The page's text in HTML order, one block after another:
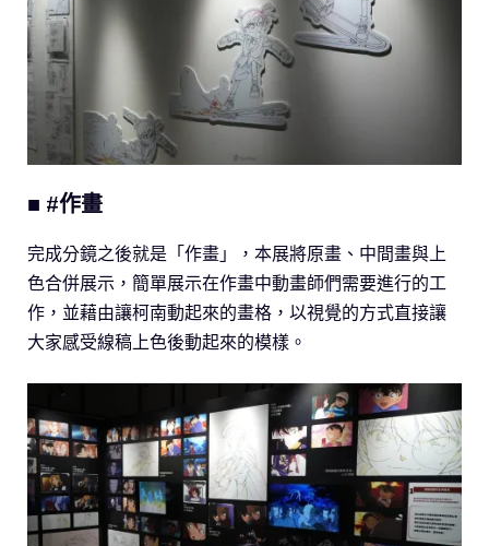
■ #作畫
完成分鏡之後就是「作畫」，本展將原畫、中間畫與上
色合併展示，簡單展示在作畫中動畫師們需要進行的工
作，並藉由讓柯南動起來的畫格，以視覺的方式直接讓
大家感受線稿上色後動起來的模樣。